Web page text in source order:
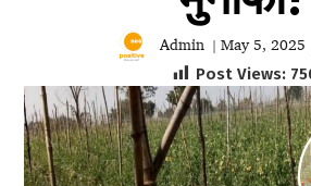
Admin | May 5, 2025
Post Views: